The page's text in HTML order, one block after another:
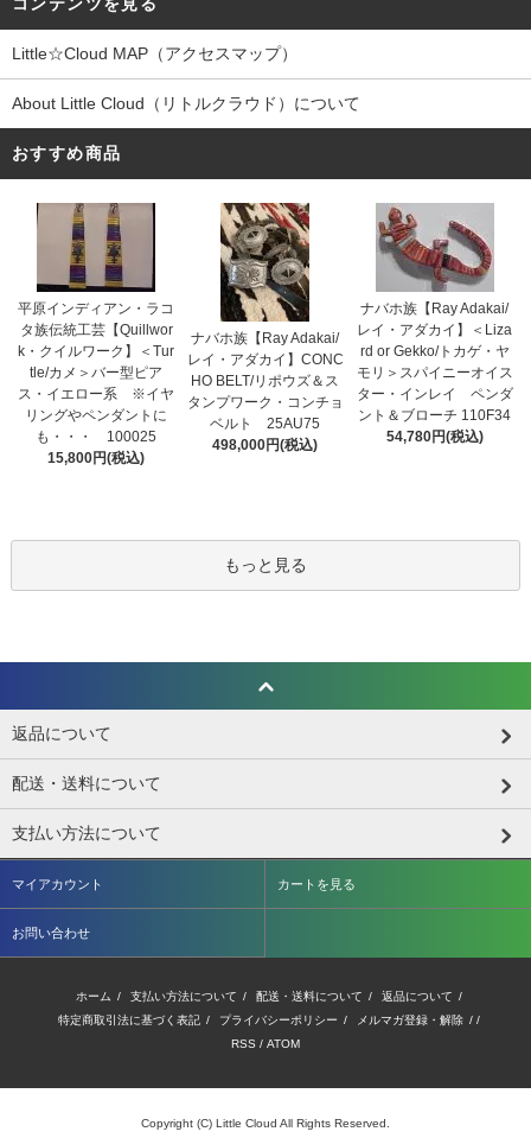
コンテンツを見る
Little☆Cloud MAP（アクセスマップ）
About Little Cloud（リトルクラウド）について
おすすめ商品
平原インディアン・ラコ
タ族伝統工芸【Quillwor
k・クイルワーク】＜Tur
tle/カメ＞バー型ピア
ス・イエロー系 ※イヤ
リングやペンダントに
も・・・ 100025
15,800円(税込)
ナバホ族【Ray Adakai/
レイ・アダカイ】CONC
HO BELT/リポウズ＆ス
タンプワーク・コンチョ
ベルト 25AU75
498,000円(税込)
ナバホ族【Ray Adakai/
レイ・アダカイ】＜Liza
rd or Gekko/トカゲ・ヤ
モリ＞スパイニーオイス
ター・インレイ ペンダ
ント＆ブローチ 110F34
54,780円(税込)
もっと見る
返品について
配送・送料について
支払い方法について
マイアカウント カートを見る
お問い合わせ
ホーム / 支払い方法について / 配送・送料について / 返品について /
特定商取引法に基づく表記 / プライバシーポリシー / メルマガ登録・解除 / /
RSS / ATOM
Copyright (C) Little Cloud All Rights Reserved.